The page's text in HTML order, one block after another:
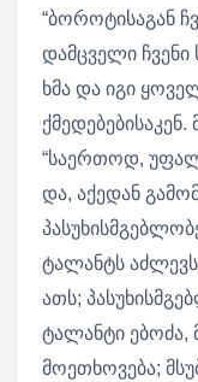
“ბოროტისაგან
დამცველი ჩვენი
ხმა და იგი
“საერთოდ,
და, აქედან
ტალანტს
ათს;
ტალანტი ებოძა,
მოეთხოვება;